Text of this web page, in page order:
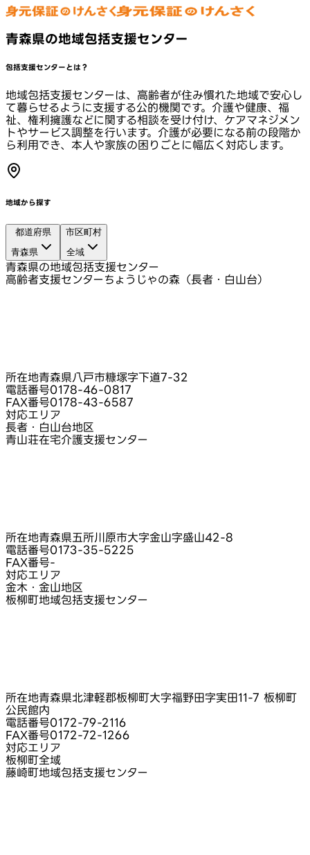
青森県の地域包括支援センター
包括支援センターとは？
地域包括支援センターは、高齢者が住み慣れた地域で安心し
て暮らせるように支援する公的機関です。介護や健康、福
祉、権利擁護などに関する相談を受け付け、ケアマネジメン
トやサービス調整を行います。介護が必要になる前の段階か
ら利用でき、本人や家族の困りごとに幅広く対応します。
地域から探す
都道府県
青森県
市区町村
全域
青森県の地域包括支援センター
高齢者支援センターちょうじゃの森（長者・白山台）
所在地青森県八戸市糠塚字下道7‑32
電話番号0178-46-0817
FAX番号0178-43-6587
対応エリア
長者・白山台地区
青山荘在宅介護支援センター
所在地青森県五所川原市大字金山字盛山42-8
電話番号0173-35-5225
FAX番号-
対応エリア
金木・金山地区
板柳町地域包括支援センター
所在地青森県北津軽郡板柳町大字福野田字実田11-7 板柳町
公民館内
電話番号0172-79-2116
FAX番号0172-72-1266
対応エリア
板柳町全域
藤崎町地域包括支援センター